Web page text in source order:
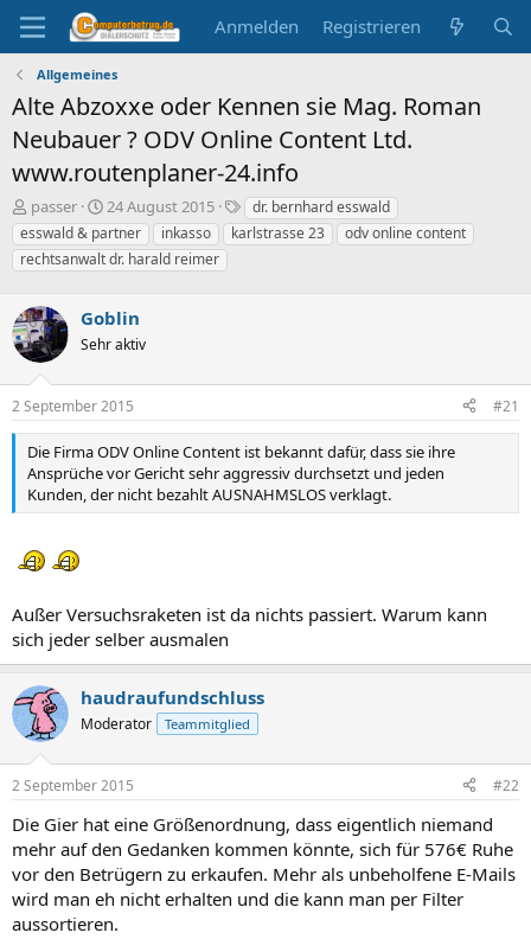
Anmelden Registrieren
Allgemeines
Alte Abzoxxe oder Kennen sie Mag. Roman
Neubauer ? ODV Online Content Ltd.
www.routenplaner-24.info
E
r
s
t
l
l
e
r
passer
E
r
s
t
l
t
m
24 August 2015
S
c
h
e
dr. bernhard esswald
esswald & partner
inkasso karlstrasse 23
odv online content
rechtsanwalt dr. harald reimer
Goblin
Sehr aktiv
2 September 2015 #21
Die Firma ODV Online Content ist bekannt dafür, dass sie ihre
Ansprüche vor Gericht sehr aggressiv durchsetzt und jeden
Kunden, der nicht bezahlt AUSNAHMSLOS verklagt.
Außer Versuchsraketen ist da nichts passiert. Warum kann
sich jeder selber ausmalen
haudraufundschluss
Moderator Teammitglied
2 September 2015 #22
Die Gier hat eine Größenordnung, dass eigentlich niemand
mehr auf den Gedanken kommen könnte, sich für 576€ Ruhe
vor den Betrügern zu erkaufen. Mehr als unbeholfene E-Mails
wird man eh nicht erhalten und die kann man per Filter
aussortieren.